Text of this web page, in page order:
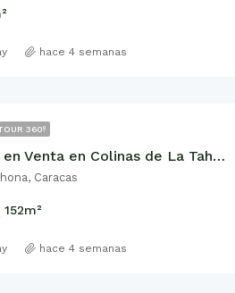
hace 4 semanas
360º
Apartamento en Venta en Colinas de La Tahona, 152m2
Caracas
152m²
hace 4 semanas